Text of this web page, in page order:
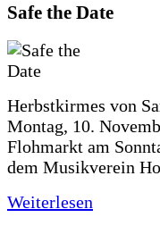
Safe the Date
Herbstkirmes von
Montag, 10.
Flohmarkt am
dem Musikverein
Weiterlesen